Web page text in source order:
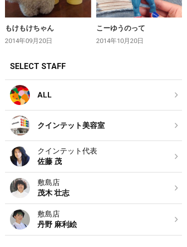
もけもけちゃん
2014年09月20日
こーゆうのって
2014年10月20日
SELECT STAFF
ALL
クインテット美容室
クインテット代表
佐藤 茂
敷島店
茂木 壮志
敷島店
丹野 麻利絵